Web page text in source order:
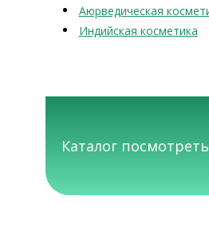
Аюрведическая
Индийская косметика
Каталог